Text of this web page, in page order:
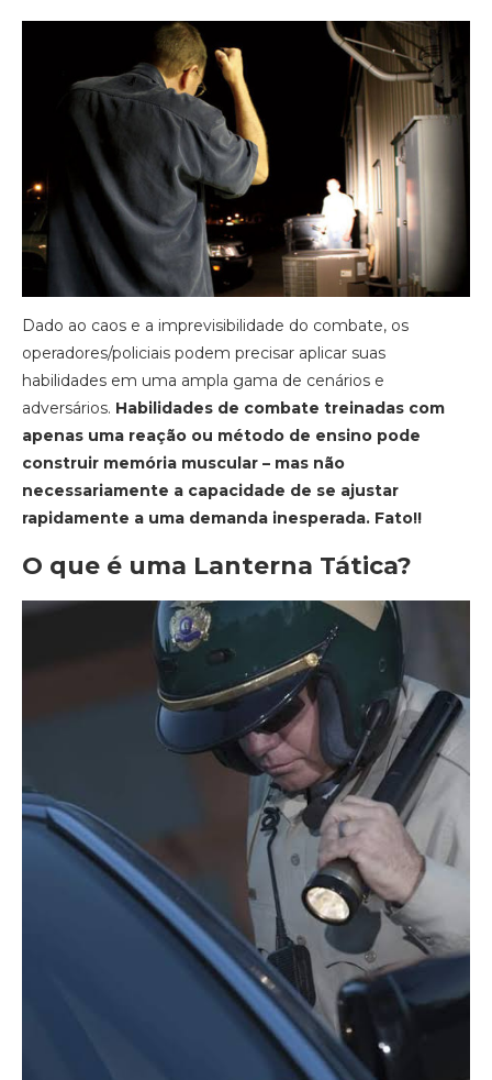
Dado ao caos e a imprevisibilidade do combate, os
operadores/policiais podem precisar aplicar suas
habilidades em uma ampla gama de cenários e
adversários. Habilidades de combate treinadas com
apenas uma reação ou método de ensino pode
construir memória muscular – mas não
necessariamente a capacidade de se ajustar
rapidamente a uma demanda inesperada. Fato!!
O que é uma Lanterna Tática?